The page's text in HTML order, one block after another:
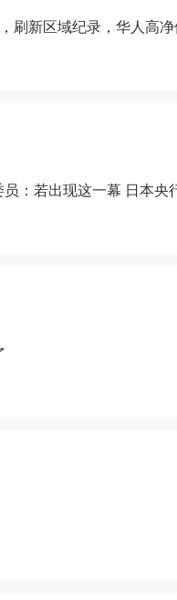
刷新区域纪录，华人高
：若出现这一幕 日本央